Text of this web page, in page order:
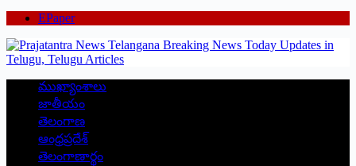
EPaper
ముఖ్యాంశాలు
జాతీయం
తెలంగాణ
ఆంధ్రప్రదేశ్
తెలంగాణార్థం